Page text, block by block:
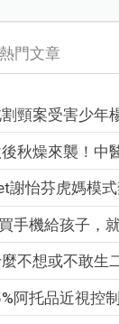
熱門文章
頸案受害少年
秋燥來襲！中
謝怡芬虎媽模式禁
手機給孩子，就
不想或不敢生二
阿托品近視控制